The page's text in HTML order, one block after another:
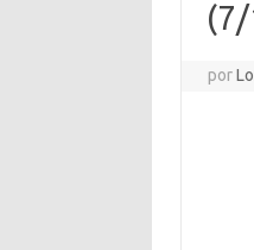
por